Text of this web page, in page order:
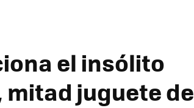
el insólito
mitad juguete de